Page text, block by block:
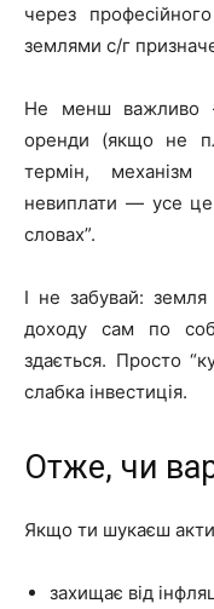
через
землями с/г
Не менш важливо
оренди (якщо не
термін, механізм
невиплати — усе це
словах”.
І не забувай:
доходу сам по
здається. Просто
слабка інвестиція.
Отже, чи
Якщо ти шукаєш
захищає від